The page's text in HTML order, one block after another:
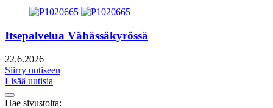
Itsepalvelua Vähässäkyrössä
22.6.2026
Siirry uutiseen
Lisää uutisia
Takaisin
Hae sivustolta: